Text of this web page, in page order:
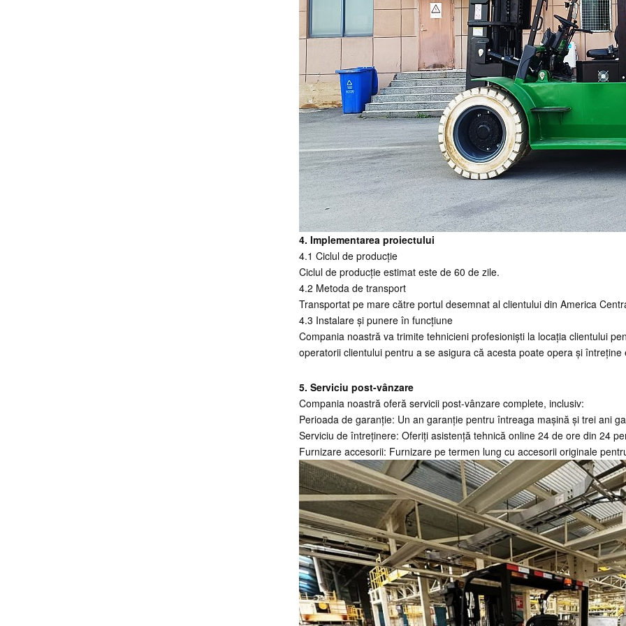
4. Implementarea proiectului
4.1 Ciclul de producție
Ciclul de producție estimat este de 60 de zile.
4.2 Metoda de transport
Transportat pe mare către portul desemnat al clientului din America
4.3 Instalare și punere în funcțiune
Compania noastră va trimite tehnicieni profesioniști la locația clientului
operatorii clientului pentru a se asigura că acesta poate opera și
5. Serviciu post-vânzare
Compania noastră oferă servicii post-vânzare complete, inclusiv:
Perioada de garanție: Un an garanție pentru întreaga mașină și trei ani
Serviciu de întreținere: Oferiți asistență tehnică online 24 de ore din 24
Furnizare accesorii: Furnizare pe termen lung cu accesorii originale